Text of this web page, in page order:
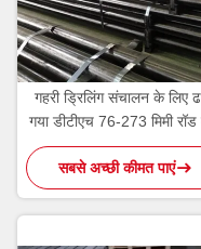
गहरी ड्रिलिंग संचालन के लिए
गया डीटीएच 76-273 मिमी रॉड
जूनियर ड्रिल रिग टूल्स
सबसे अच्छी कीमत पाएं